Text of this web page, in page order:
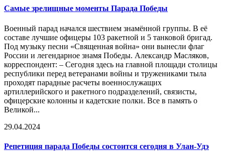
Самые зрелищные моменты Парада Победы
Военный парад начался шествием знамённой группы. В её
составе лучшие офицеры 103 ракетной и 5 танковой бригад.
Под музыку песни «Священная война» они вынесли флаг
России и легендарное знамя Победы. Александр Масляков,
корреспондент: – Сегодня здесь на главной площади столицы
республики перед ветеранами войны и тружениками тыла
проходят парадные расчеты военнослужащих
артиллерийского и ракетного подразделений, связисты,
офицерские колонны и кадетские полки. Все в память о
Великой...
29.04.2024
Репетиция парада Победы состоится сегодня в Улан-Удэ